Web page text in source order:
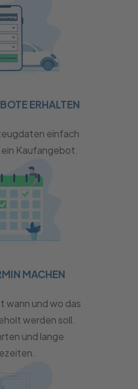
ERHALTEN
einfach
Kaufangebot.
MACHEN
wann und wo das
werden soll.
und lange